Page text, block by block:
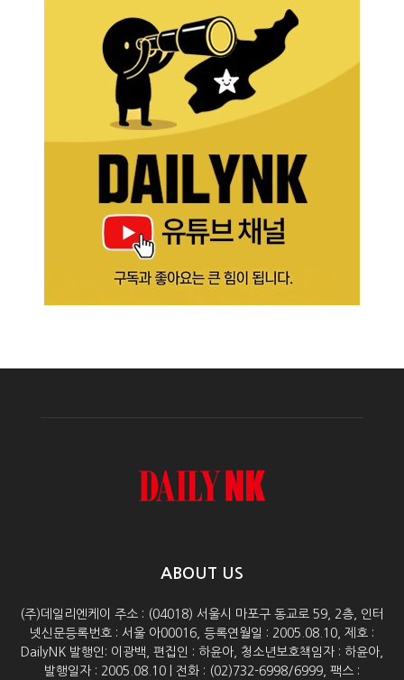
ABOUT US
(주)데일리엔케이 주소 : (04018) 서울시 마포구 동교로 59, 2층, 인터
넷신문등록번호 : 서울 아00016, 등록연월일 : 2005.08.10, 제호 :
DailyNK 발행인: 이광백, 편집인 : 하윤아, 청소년보호책임자 : 하윤아,
발행일자 : 2005.08.10 | 전화 : (02)732-6998/6999, 팩스 :